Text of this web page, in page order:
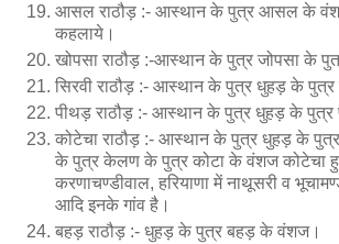
आसल राठौड़ :- आस्थान के पुत्र आसल के
कहलाये।
खोपसा राठौड़ :-आस्थान के पुत्र जोपसा के
सिरवी राठौड़ :- आस्थान के पुत्र धुहड़ के
पीथड़ राठौड़ :- आस्थान के पुत्र धुहड़ के
कोटेचा राठौड़ :- आस्थान के पुत्र धुहड़ के पुत्र
के पुत्र केलण के पुत्र कोटा के वंशज कोटेचा
करणाचण्डीवाल, हरियाणा में नाथूसरी व
आदि इनके गांव है।
बहड़ राठौड़ :- धुहड़ के पुत्र बहड़ के वंशज।